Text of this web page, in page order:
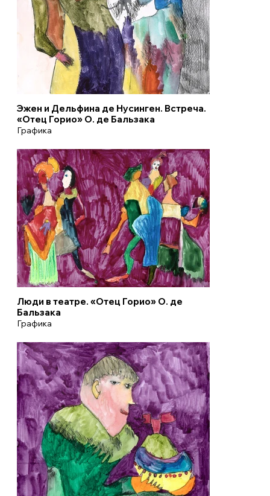
Эжен и Дельфина де Нусинген. Встреча.
«Отец Горио» О. де Бальзака
Графика
Люди в театре. «Отец Горио» О. де
Бальзака
Графика